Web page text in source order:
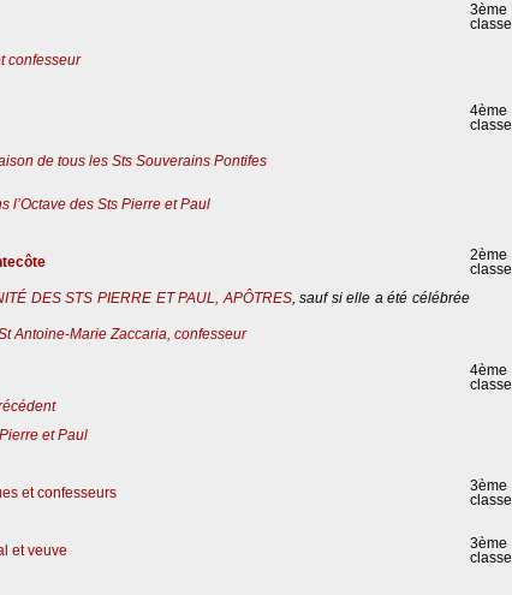
3ème
classe
confesseur
4ème
classe
de tous les Sts Souverains Pontifes
l’Octave des Sts Pierre et Paul
2ème
classe
DES STS PIERRE ET PAUL, APÔTRES, sauf si elle a été célébrée
Antoine-Marie Zaccaria, confesseur
4ème
classe
et Paul
et confesseurs
3ème
classe
et veuve
3ème
classe